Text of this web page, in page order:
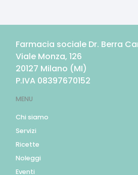
Farmacia sociale Dr. Berra
Viale Monza, 126
20127 Milano (MI)
P.IVA 08397670152
MENU
Chi siamo
Servizi
Ricette
Noleggi
Eventi